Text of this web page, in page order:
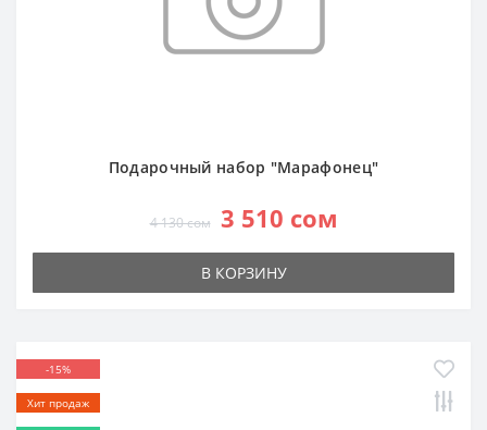
Подарочный набор "Марафонец"
4 130 сом 3 510 сом
В КОРЗИНУ
-15%
Хит продаж